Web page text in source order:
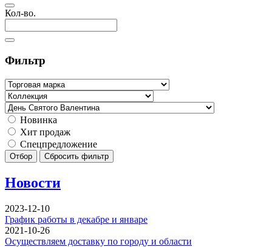
Кол-во.
Фильтр
Новинка
Хит продаж
Спецпредложение
Отбор Сбросить фильтр
Новости
2023-12-10
График работы в декабре и январе
2021-10-26
Осуществляем доставку по городу и области